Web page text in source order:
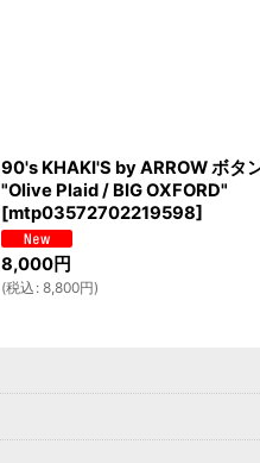
90's KHAKI'S by ARROW ボタ
"Olive Plaid / BIG OXFORD"
[mtp03572702219598]
8,000円
(税込 : 8,800円)